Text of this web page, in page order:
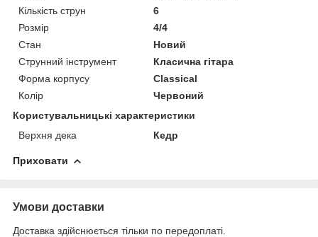
Кількість струн
6
Розмір
4/4
Стан
Новий
Струнний інструмент
Класична гітара
Форма корпусу
Classical
Колір
Червоний
Користувальницькі характеристики
Верхня дека
Кедр
Приховати
Умови доставки
Доставка здійснюється тільки по передоплаті.